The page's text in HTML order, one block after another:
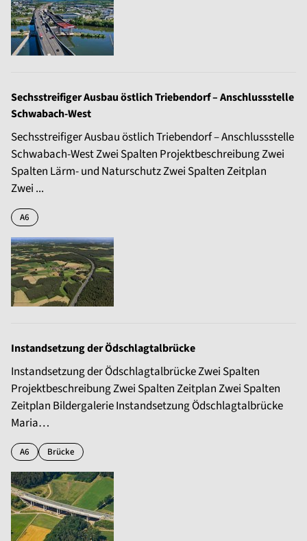
Sechsstreifiger Ausbau östlich Triebendorf – Anschlussstelle
Schwabach-West
Sechsstreifiger Ausbau östlich Triebendorf – Anschlussstelle
Schwabach-West Zwei Spalten Projektbeschreibung Zwei
Spalten Lärm- und Naturschutz Zwei Spalten Zeitplan
Zwei ...
A6
Instandsetzung der Ödschlagtalbrücke
Instandsetzung der Ödschlagtalbrücke Zwei Spalten
Projektbeschreibung Zwei Spalten Zeitplan Zwei Spalten
Zeitplan Bildergalerie Instandsetzung Ödschlagtalbrücke
Maria…
A6 Brücke